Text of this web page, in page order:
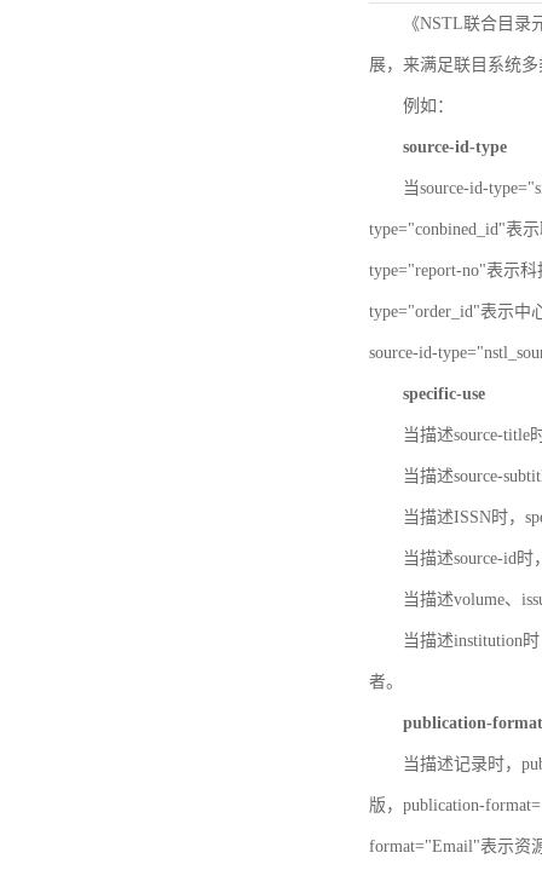
《NSTL联合目
展，来满足联目系统
例如：
source-id-type
当source-id-
type="conbined_id"表
type="report-no"表示
type="order_id"表示中
source-id-
specific-use
当描述source-title
当描述source-
当描述ISSN时，
当描述source-id
当描述volume、
当描述institution
者。
publication-format
当描述记录时，
版，publication-
format="Email"表示资